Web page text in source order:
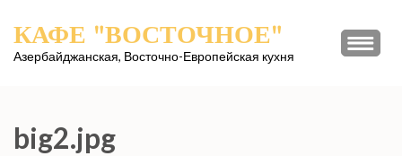
содержимому
КАФЕ "ВОСТОЧНОЕ"
Азербайджанская, Восточно-Европейская кухня
big2.jpg